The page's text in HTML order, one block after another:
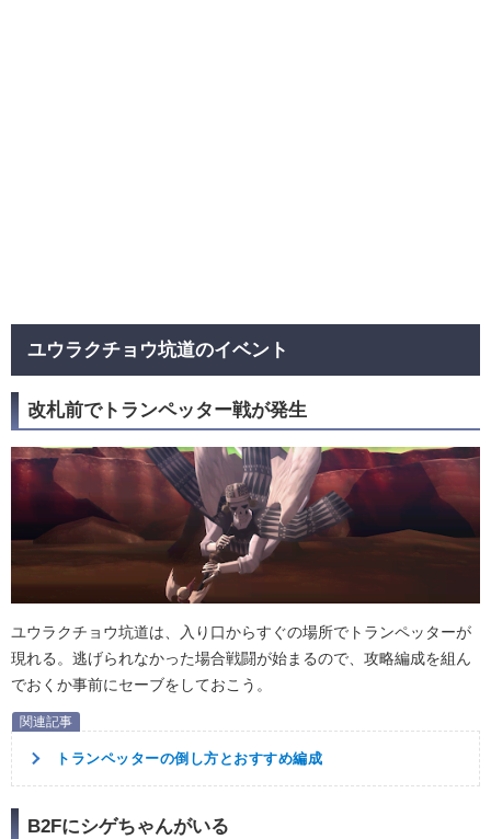
ユウラクチョウ坑道のイベント
改札前でトランペッター戦が発生
ユウラクチョウ坑道は、入り口からすぐの場所でトランペッターが
現れる。逃げられなかった場合戦闘が始まるので、攻略編成を組ん
でおくか事前にセーブをしておこう。
トランペッターの倒し方とおすすめ編成
B2Fにシゲちゃんがいる